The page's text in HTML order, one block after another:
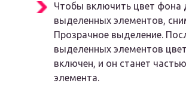
Чтобы включить цвет фона
выделенных элементов,
Прозрачное выделение.
выделенных элементов
включен, и он станет
элемента.